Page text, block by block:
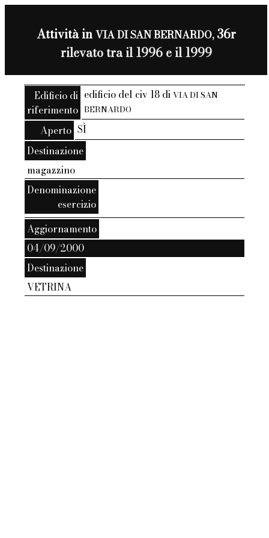
Attività inVIA DI SAN BERNARDO,36r
rilevato tra il 1996 e il 1999
Edificio di
riferimento
edificio del civ 18 diVIA DI SAN
BERNARDO
Aperto SÌ
Destinazione
magazzino
Denominazione
esercizio
Aggiornamento
04/09/2000
Destinazione
VETRINA